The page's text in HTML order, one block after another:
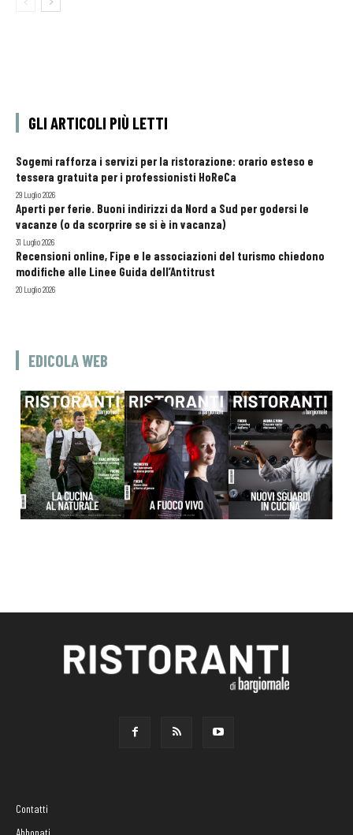
GLI ARTICOLI PIÙ LETTI
Sogemi rafforza i servizi per la ristorazione: orario esteso e
tessera gratuita per i professionisti HoReCa
29 Luglio 2026
Aperti per ferie. Buoni indirizzi da Nord a Sud per godersi le
vacanze (o da scorprire se si è in vacanza)
31 Luglio 2026
Recensioni online, Fipe e le associazioni del turismo chiedono
modifiche alle Linee Guida dell’Antitrust
20 Luglio 2026
EDICOLA WEB
Contatti